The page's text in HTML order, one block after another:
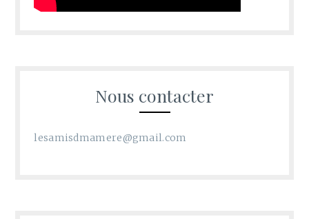
Nous contacter
lesamisdmamere@gmail.com